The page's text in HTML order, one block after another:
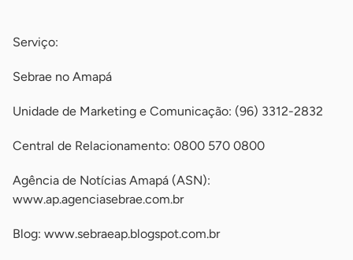
Serviço:
Sebrae no Amapá
Unidade de Marketing e Comunicação: (96) 3312-2832
Central de Relacionamento: 0800 570 0800
Agência de Notícias Amapá (ASN):
www.ap.agenciasebrae.com.br
Blog: www.sebraeap.blogspot.com.br